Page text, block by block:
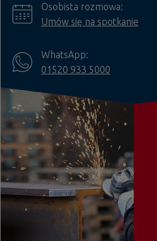
Osobista rozmowa:
Umów się na spotkanie
WhatsApp:
01520 933 5000